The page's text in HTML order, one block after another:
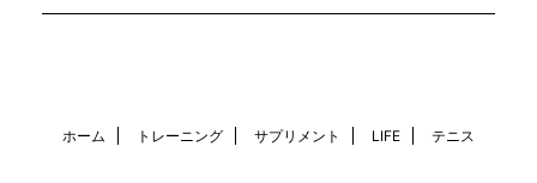
ホーム トレーニング サプリメント LIFE テニス